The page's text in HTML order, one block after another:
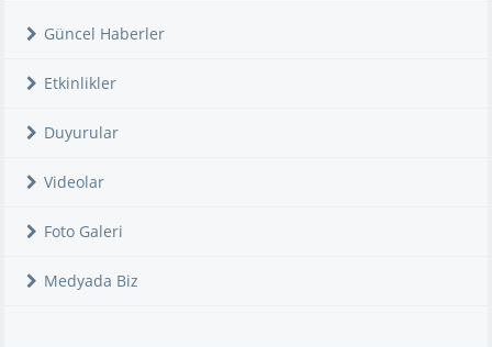
Güncel Haberler
Etkinlikler
Duyurular
Videolar
Foto Galeri
Medyada Biz